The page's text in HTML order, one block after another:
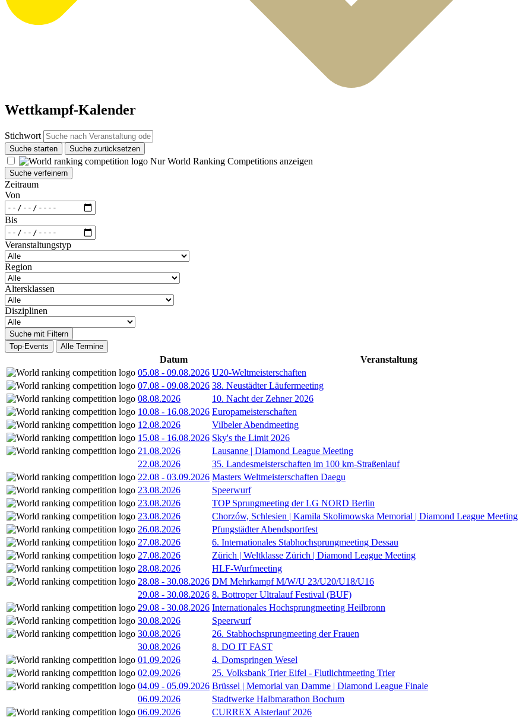
Wettkampf-Kalender
Stichwort
Suche starten Suche zurücksetzen
Nur World Ranking Competitions anzeigen
Suche verfeinern
Zeitraum
Von
Bis
Veranstaltungstyp
Region
Altersklassen
Disziplinen
Suche mit Filtern
Top-Events
Alle Termine
Datum Veranstaltung
05.08 - 09.08.2026 U20-Weltmeisterschaften
07.08 - 09.08.2026 38. Neustädter Läufermeeting
08.08.2026
10. Nacht der Zehner 2026
10.08 - 16.08.2026 Europameisterschaften
12.08.2026
Vilbeler Abendmeeting
15.08 - 16.08.2026 Sky's the Limit 2026
21.08.2026
Lausanne | Diamond League Meeting
22.08.2026
35. Landesmeisterschaften im 100 km-Straßenlauf
22.08 - 03.09.2026 Masters Weltmeisterschaften Daegu
23.08.2026
Speerwurf
23.08.2026
TOP Sprungmeeting der LG NORD Berlin
23.08.2026
Chorzów, Schlesien | Kamila Skolimowska Memorial | Diamond League Meeting
26.08.2026
Pfungstädter Abendsportfest
27.08.2026
6. Internationales Stabhochsprungmeeting Dessau
27.08.2026
Zürich | Weltklasse Zürich | Diamond League Meeting
28.08.2026
HLF-Wurfmeeting
28.08 - 30.08.2026 DM Mehrkampf M/W/U 23/U20/U18/U16
29.08 - 30.08.2026 8. Bottroper Ultralauf Festival (BUF)
29.08 - 30.08.2026 Internationales Hochsprungmeeting Heilbronn
30.08.2026
Speerwurf
30.08.2026
26. Stabhochsprungmeeting der Frauen
30.08.2026
8. DO IT FAST
01.09.2026
4. Domspringen Wesel
02.09.2026
25. Volksbank Trier Eifel - Flutlichtmeeting Trier
04.09 - 05.09.2026 Brüssel | Memorial van Damme | Diamond League Finale
06.09.2026
Stadtwerke Halbmarathon Bochum
06.09.2026
CURREX Alsterlauf 2026